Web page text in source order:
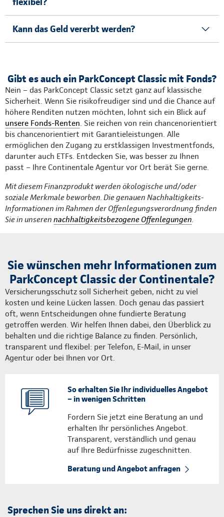
Kann das Geld vererbt werden?
Gibt es auch ein ParkConcept Classic mit Fonds?
Nein – das ParkConcept Classic setzt ganz auf klassische
Sicherheit. Wenn Sie risikofreudiger sind und die Chance auf
höhere Renditen nutzen möchten, lohnt sich ein Blick auf
unsere Fonds-Renten. Sie reichen von rein chancenorientiert
bis chancenorientiert mit Garantieleistungen. Alle
ermöglichen den Zugang zu erstklassigen Investmentfonds,
darunter auch ETFs. Entdecken Sie, was besser zu Ihnen
passt – Ihre Continentale Agentur vor Ort berät Sie gerne.
Mit diesem Finanzprodukt werden ökologische und/oder
soziale Merkmale beworben. Die genauen Nachhaltigkeits-
Informationen im Rahmen der Offenlegungsverordnung finden
Sie in unseren nachhaltigkeitsbezogene Offenlegungen.
Sie wünschen mehr Informationen zum
ParkConcept Classic der Continentale?
Versicherungsschutz soll Sicherheit geben, nicht zu viel
kosten und keine Lücken lassen. Doch genau das passiert
oft, wenn Entscheidungen ohne fundierte Beratung
getroffen werden. Wir helfen Ihnen dabei, den Überblick zu
behalten und die richtige Balance zu finden. Persönlich,
transparent und flexibel: per Telefon, E-Mail, in unser
Agentur oder bei Ihnen vor Ort.
So erhalten Sie Ihr individuelles Angebot
– in wenigen Schritten
Fordern Sie jetzt eine Beratung an und
erhalten Ihr persönliches Angebot.
Transparent, verständlich und genau
auf Ihre Bedürfnisse zugeschnitten.
Beratung und Angebot anfragen
Sprechen Sie uns direkt an: